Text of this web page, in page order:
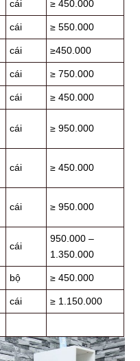
cái ≥ 450.000
cái ≥ 550.000
cái ≥450.000
cái ≥ 750.000
cái ≥ 450.000
cái ≥ 950.000
cái ≥ 450.000
cái ≥ 950.000
cái
950.000 –
1.350.000
bộ ≥ 450.000
cái ≥ 1.150.000